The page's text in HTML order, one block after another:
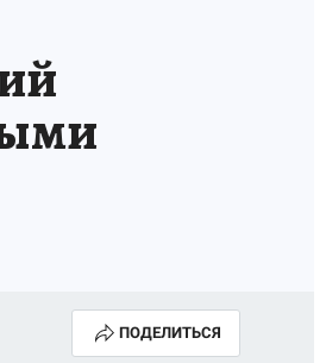
ПОДЕЛИТЬСЯ